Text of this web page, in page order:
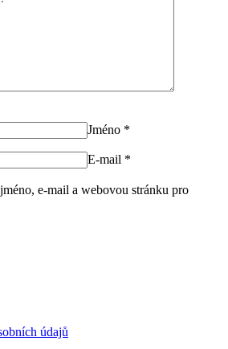
Jméno *
E-mail *
e-mail a webovou stránku pro
údajů